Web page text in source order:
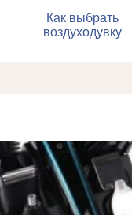
Как выбрать
воздуходувку